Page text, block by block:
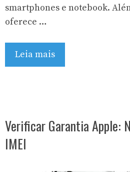
smartphones e notebook.
oferece …
Leia mais
Verificar Garantia Apple:
IMEI